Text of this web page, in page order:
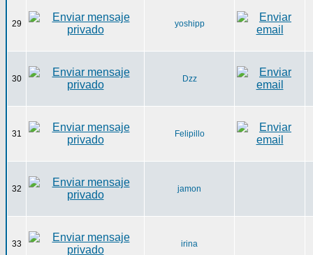
29 yoshipp
30 Dzz
31 Felipillo
32 jamon
33 irina